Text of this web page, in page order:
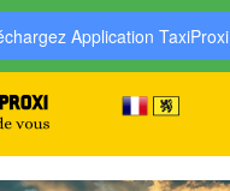
Application TaxiProxi